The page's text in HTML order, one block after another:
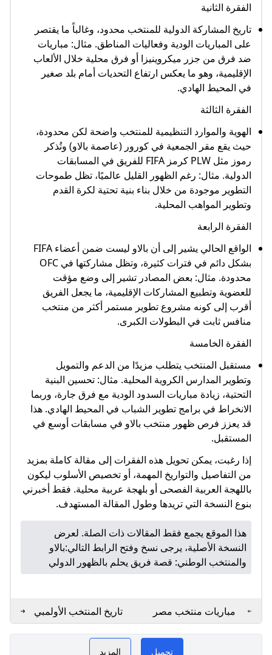
الفقرة الثانية
تاريخ المشاركة الدولية للمنتخب محدود، وغالباً ما يقتصر
على المباريات الودية وفعاليات المناطق. مثال: مباريات
ضد فرق من جزر ميكروينيزا أو فرق محلية خلال الألعاب
الإقليمية، وهو ما يعكس ارتفاع التحديات أمام بلد صغير
في المحيط الهادي.​
الفقرة الثالثة
الهوية والموارد التنظيمية للمنتخب واضحة لكن محدودة،
حيث يقع مقر الجمعية في كورور (عاصمة بالاو) وتُذكر
رموز مثل PLW كرمز FIFA للفريق في المسابقات
الدولية. مثال: رغم الظهور القليل عالميًا، تظل طموحات
التطوير موجودة من خلال بناء بنية تحتية لكرة القدم
وتطوير المواهب المحلية.​
الفقرة الرابعة
الواقع الحالي يشير إلى أن بالاو ليست ضمن أعضاء FIFA
بشكل دائم في فترات كثيرة، وتظل مشاركتها في OFC
محدودة. مثال: بعض المصادر تشير إلى وضع مؤقت
للعضوية وتطبيع المشاركات الإقليمية، ما يجعل الفريق
أقرب إلى كونه مشروع تطوير مستمر أكثر من منتخب
منافس ثابت في البطولات الكبرى.​
الفقرة الخامسة
مستقبل المنتخب يتطلب مزيدًا من الدعم والتمويل
وتطوير المدارس الكروية المحلية. مثال: تحسين البنية
التحتية، زيادة مباريات السدود الودية مع فرق جارة، وربما
الانخراط في برامج تطوير الشباب في المحيط الهادي. هذا
قد يعزز فرص ظهور منتخب بالاو في مسابقات أوسع في
المستقبل.​
إذا رغبت، يمكن تحويل هذه الفقرات إلى مقالة كاملة بمزيد
من التفاصيل والتواريخ المهمة، أو تخصيص الأسلوب ليكون
باللهجة العربية الفصحى أو بلهجة عربية محلية. فقط أخبرني
بنوع النسخة التي تريدها وطول المقالة المستهدف.
هذا الموقع يجمع فقط المقالات ذات الصلة. لعرض
النسخة الأصلية، يرجى نسخ وفتح الرابط التالي:بالاو
والمنتخب الوطني: قصة فريق يحلم بالظهور الدولي
مباريات منتخب مصر
الأولمبي في أولمبياد
تاريخ المنتخب الأولمبي
المصري في كرة القدم
يلا الأولمبيPLAY NOW